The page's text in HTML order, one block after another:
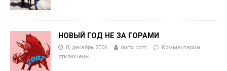
НОВЫЙ ГОД НЕ ЗА ГОРАМИ
8, декабрь 2006 ourtx.com
Комментарии
отключены